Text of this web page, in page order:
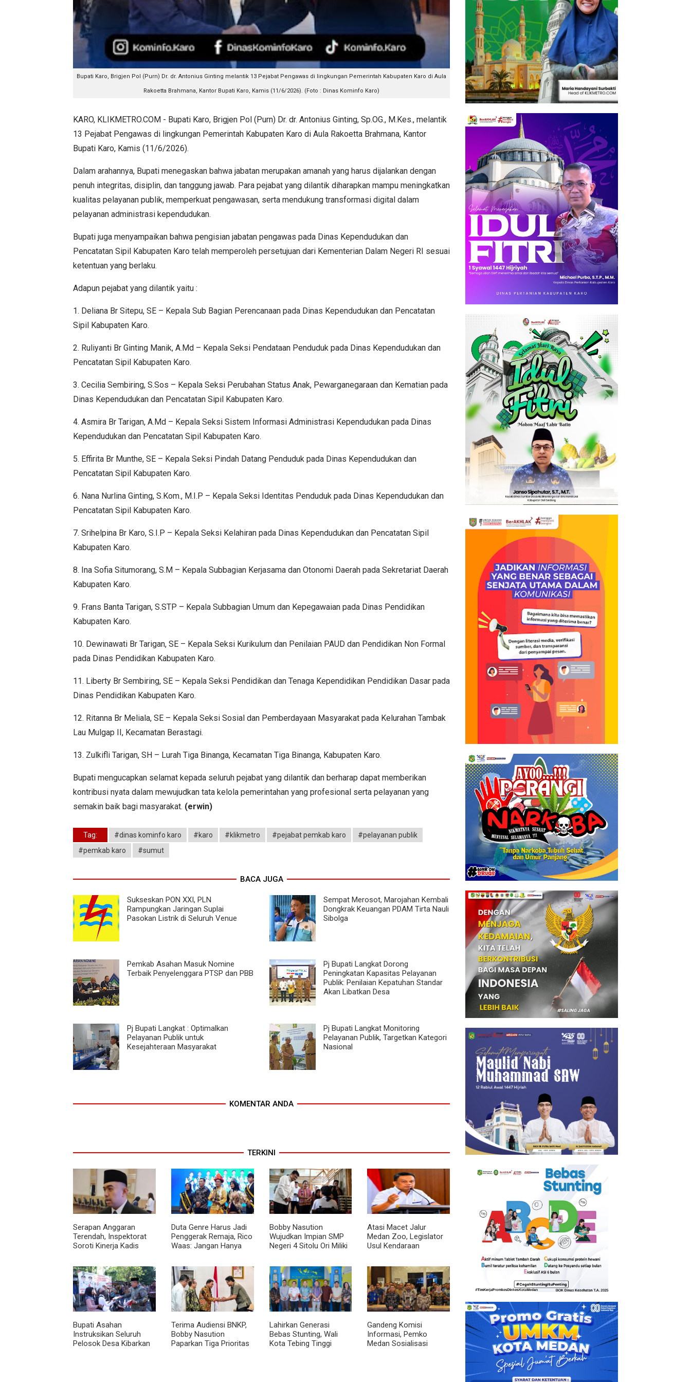
Bupati Karo, Brigjen Pol (Purn) Dr. dr. Antonius Ginting melantik 13 Pejabat Pengawas di lingkungan Pemerintah Kabupaten Karo di Aula
Rakoetta Brahmana, Kantor Bupati Karo, Kamis (11/6/2026). (Foto : Dinas Kominfo Karo)
KARO, KLIKMETRO.COM - Bupati Karo, Brigjen Pol (Purn) Dr. dr. Antonius Ginting, Sp.OG., M.Kes., melantik
13 Pejabat Pengawas di lingkungan Pemerintah Kabupaten Karo di Aula Rakoetta Brahmana, Kantor
Bupati Karo, Kamis (11/6/2026).
Dalam arahannya, Bupati menegaskan bahwa jabatan merupakan amanah yang harus dijalankan dengan
penuh integritas, disiplin, dan tanggung jawab. Para pejabat yang dilantik diharapkan mampu meningkatkan
kualitas pelayanan publik, memperkuat pengawasan, serta mendukung transformasi digital dalam
pelayanan administrasi kependudukan.
Bupati juga menyampaikan bahwa pengisian jabatan pengawas pada Dinas Kependudukan dan
Pencatatan Sipil Kabupaten Karo telah memperoleh persetujuan dari Kementerian Dalam Negeri RI sesuai
ketentuan yang berlaku.
Adapun pejabat yang dilantik yaitu :
1. Deliana Br Sitepu, SE – Kepala Sub Bagian Perencanaan pada Dinas Kependudukan dan Pencatatan
Sipil Kabupaten Karo.
2. Ruliyanti Br Ginting Manik, A.Md – Kepala Seksi Pendataan Penduduk pada Dinas Kependudukan dan
Pencatatan Sipil Kabupaten Karo.
3. Cecilia Sembiring, S.Sos – Kepala Seksi Perubahan Status Anak, Pewarganegaraan dan Kematian pada
Dinas Kependudukan dan Pencatatan Sipil Kabupaten Karo.
4. Asmira Br Tarigan, A.Md – Kepala Seksi Sistem Informasi Administrasi Kependudukan pada Dinas
Kependudukan dan Pencatatan Sipil Kabupaten Karo.
5. Effirita Br Munthe, SE – Kepala Seksi Pindah Datang Penduduk pada Dinas Kependudukan dan
Pencatatan Sipil Kabupaten Karo.
6. Nana Nurlina Ginting, S.Kom., M.I.P – Kepala Seksi Identitas Penduduk pada Dinas Kependudukan dan
Pencatatan Sipil Kabupaten Karo.
7. Srihelpina Br Karo, S.I.P – Kepala Seksi Kelahiran pada Dinas Kependudukan dan Pencatatan Sipil
Kabupaten Karo.
8. Ina Sofia Situmorang, S.M – Kepala Subbagian Kerjasama dan Otonomi Daerah pada Sekretariat Daerah
Kabupaten Karo.
9. Frans Banta Tarigan, S.STP – Kepala Subbagian Umum dan Kepegawaian pada Dinas Pendidikan
Kabupaten Karo.
10. Dewinawati Br Tarigan, SE – Kepala Seksi Kurikulum dan Penilaian PAUD dan Pendidikan Non Formal
pada Dinas Pendidikan Kabupaten Karo.
11. Liberty Br Sembiring, SE – Kepala Seksi Pendidikan dan Tenaga Kependidikan Pendidikan Dasar pada
Dinas Pendidikan Kabupaten Karo.
12. Ritanna Br Meliala, SE – Kepala Seksi Sosial dan Pemberdayaan Masyarakat pada Kelurahan Tambak
Lau Mulgap II, Kecamatan Berastagi.
13. Zulkifli Tarigan, SH – Lurah Tiga Binanga, Kecamatan Tiga Binanga, Kabupaten Karo.
Bupati mengucapkan selamat kepada seluruh pejabat yang dilantik dan berharap dapat memberikan
kontribusi nyata dalam mewujudkan tata kelola pemerintahan yang profesional serta pelayanan yang
semakin baik bagi masyarakat. (erwin)
Tag: #dinas kominfo karo #karo #klikmetro #pejabat pemkab karo
#pelayanan publik
#pemkab karo
#sumut
BACA JUGA
Sukseskan PON XXI, PLN
Rampungkan Jaringan Suplai
Pasokan Listrik di Seluruh Venue
Sempat Merosot, Marojahan Kembali
Dongkrak Keuangan PDAM Tirta Nauli
Sibolga
Pemkab Asahan Masuk Nomine
Terbaik Penyelenggara PTSP dan PBB
Pj Bupati Langkat Dorong
Peningkatan Kapasitas Pelayanan
Publik: Penilaian Kepatuhan Standar
Akan Libatkan Desa
Pj Bupati Langkat : Optimalkan
Pelayanan Publik untuk
Kesejahteraan Masyarakat
Pj Bupati Langkat Monitoring
Pelayanan Publik, Targetkan Kategori
Nasional
KOMENTAR ANDA
TERKINI
Serapan Anggaran
Terendah, Inspektorat
Soroti Kinerja Kadis
Duta Genre Harus Jadi
Penggerak Remaja, Rico
Waas: Jangan Hanya
Bobby Nasution
Wujudkan Impian SMP
Negeri 4 Sitolu Ori Miliki
Atasi Macet Jalur
Medan Zoo, Legislator
Usul Kendaraan
Jalur Royal Sumatera
Bupati Asahan
Instruksikan Seluruh
Pelosok Desa Kibarkan
Terima Audiensi BNKP,
Bobby Nasution
Paparkan Tiga Prioritas
Lahirkan Generasi
Bebas Stunting, Wali
Kota Tebing Tinggi
Gandeng Komisi
Informasi, Pemko
Medan Sosialisasi